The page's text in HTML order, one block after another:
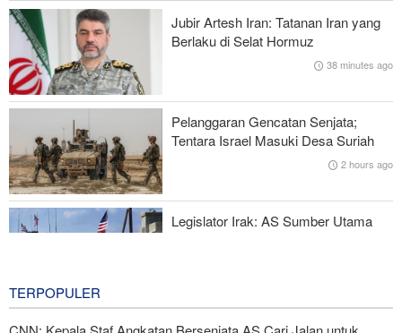
Menuju Pendidikan Tinggi Global; Iran-Indonesia Sepakati Kerja
Sama STEM
Mantan Menlu AS: Gedung Putih Trump Mirip Istana Saddam
Saat Kejatuhannya
Pakta Makkah Picu Perdebatan; Turki Disebut Jadi 'Tentara
Bayaran' Saudi
Juru Bicara IRGC: Pembukaan Selat Hormuz Bergantung pada
Penerimaan Syarat Iran
Jubir Artesh Iran: Tatanan Iran yang
Berlaku di Selat Hormuz
38 minutes ago
Pelanggaran Gencatan Senjata;
Tentara Israel Masuki Desa Suriah
2 hours ago
Legislator Irak: AS Sumber Utama
TERPOPULER